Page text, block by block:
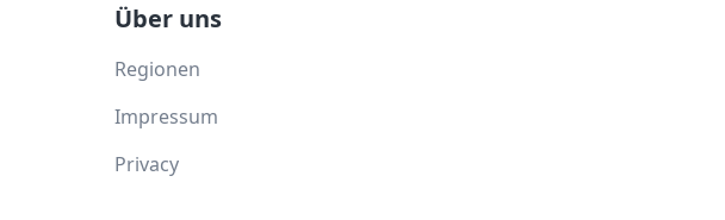
Über uns
Regionen
Impressum
Privacy